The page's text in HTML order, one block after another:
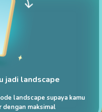
jadi landscape
landscape supaya kamu
maksimal